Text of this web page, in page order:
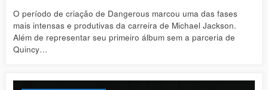
O período de criação de Dangerous marcou uma das fases
mais intensas e produtivas da carreira de Michael Jackson.
Além de representar seu primeiro álbum sem a parceria de
Quincy…